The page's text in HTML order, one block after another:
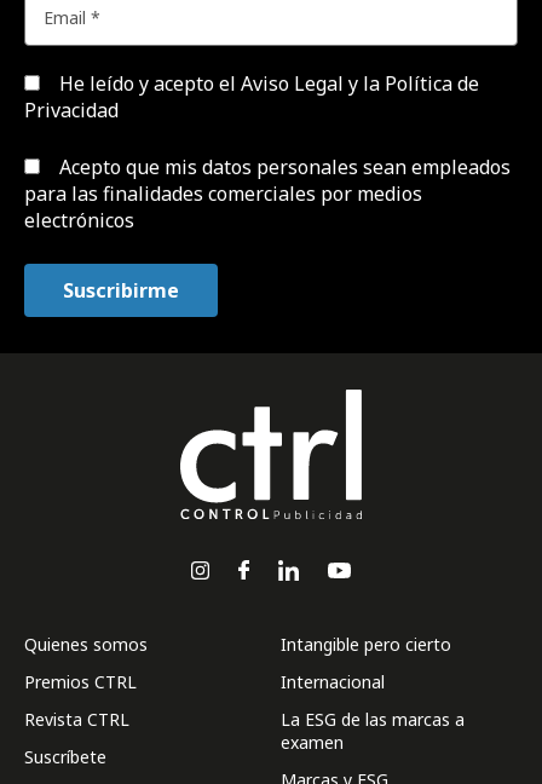
He leído y acepto el Aviso Legal y la Política de
Privacidad
Acepto que mis datos personales sean empleados
para las finalidades comerciales por medios
electrónicos
Quienes somos
Premios CTRL
Revista CTRL
Suscríbete
Intangible pero cierto
Internacional
La ESG de las marcas a
examen